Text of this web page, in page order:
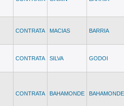
CONTRATA MACIAS BARRIA
CONTRATA SILVA GODOI
CONTRATA BAHAMONDE BAHAMONDE